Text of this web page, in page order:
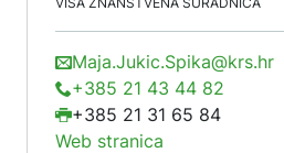
Maja.Jukic.Spika@krs.hr
+385 21 43 44 82
+385 21 31 65 84
Web stranica